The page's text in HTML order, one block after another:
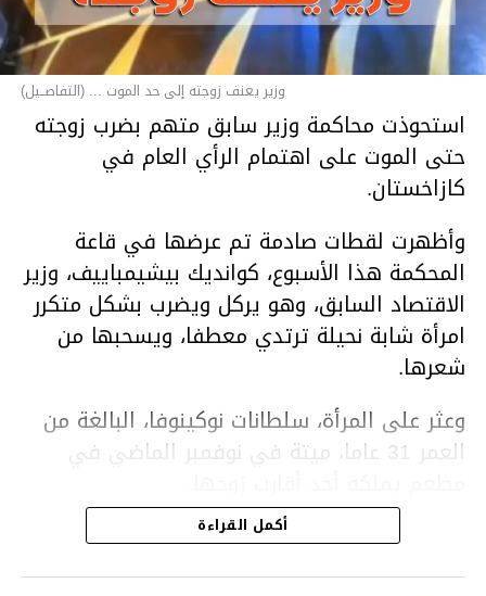
وزير يعنف زوجته إلى حد الموت ... (التفاصــيل)
استحوذت محاكمة وزير سابق متهم بضرب زوجته
حتى الموت على اهتمام الرأي العام في
كازاخستان.
وأظهرت لقطات صادمة تم عرضها في قاعة
المحكمة هذا الأسبوع، كوانديك بيشيمباييف، وزير
الاقتصاد السابق، وهو يركل ويضرب بشكل متكرر
امرأة شابة نحيلة ترتدي معطفا، ويسحبها من
شعرها.
وعثر على المرأة، سلطانات نوكينوفا، البالغة من
العمر 31 عاما، ميتة في نوفمبر الماضي في
ووفقا لتقرير الطبيب الشرعي، توفيت نوكينوفا
متأثرة بصدمة في الدماغ، وكانت إحدى عظام
أكمل القراءة